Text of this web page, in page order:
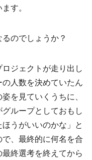
す。
のでしょうか？
ジェクトが走り出し
人数を決めていたん
を見ていくうちに、
ループとしておもし
うがいいのかな」と
、最終的に何名を合
終選考を終えてから